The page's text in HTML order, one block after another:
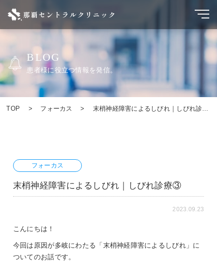
BLOG
患者様に役立つ情報を発信。
TOP フォーカス 末梢神経障害によるしびれ｜しびれ診療③
末梢神経障害によるしびれ｜しびれ診療③
フォーカス
2023.09.23
こんにちは！
今回は原因が多岐にわたる「末梢神経障害によるしびれ」に
ついてのお話です。